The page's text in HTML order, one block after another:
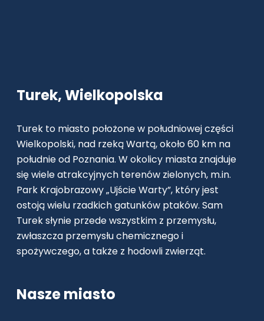
Turek, Wielkopolska
Turek to miasto położone w południowej części
Wielkopolski, nad rzeką Wartą, około 60 km na
południe od Poznania. W okolicy miasta znajduje
się wiele atrakcyjnych terenów zielonych, m.in.
Park Krajobrazowy „Ujście Warty”, który jest
ostoją wielu rzadkich gatunków ptaków. Sam
Turek słynie przede wszystkim z przemysłu,
zwłaszcza przemysłu chemicznego i
spożywczego, a także z hodowli zwierząt.
Nasze miasto